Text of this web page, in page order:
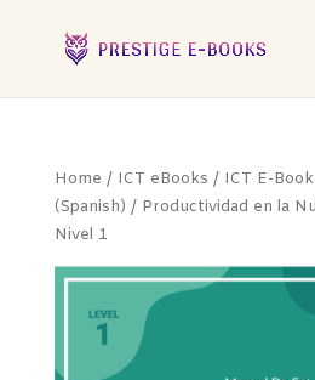
Home / ICT eBooks / ICT E-Book
(Spanish) / Productividad en la
Nivel 1